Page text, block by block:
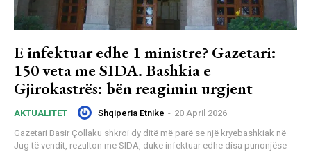
E infektuar edhe 1 ministre? Gazetari:
150 veta me SIDA. Bashkia e
Gjirokastrës: bën reagimin urgjent
AKTUALITET Shqiperia Etnike - 20 April 2026
Gazetari Basir Çollaku shkroi dy ditë më parë se një kryebashkiak në
Jug të vendit, rezulton me SIDA, duke infektuar edhe disa punonjëse